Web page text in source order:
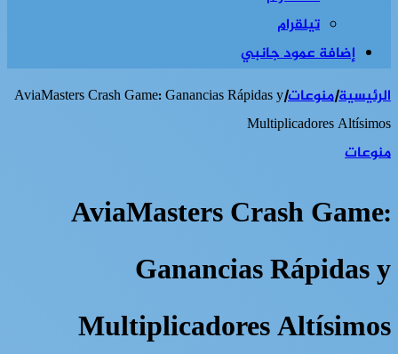
تيلقرام
إضافة عمود جانبي
الرئيسية|منوعات|
AviaMasters Crash Game: Ganancias Rápidas y
Multiplicadores Altísimos
منوعات
AviaMasters Crash Game:
Ganancias Rápidas y
Multiplicadores Altísimos